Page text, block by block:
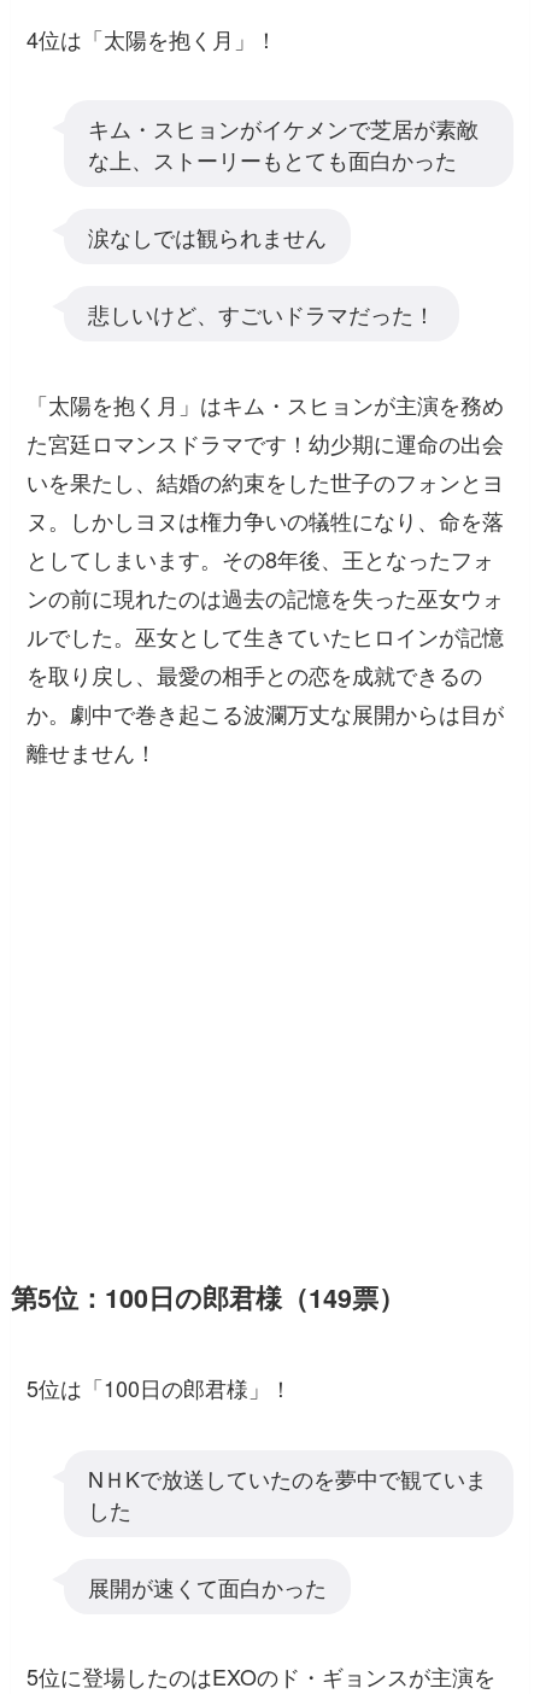
4位は「太陽を抱く月」！
キム・スヒョンがイケメンで芝居が素敵
な上、ストーリーもとても面白かった
涙なしでは観られません
悲しいけど、すごいドラマだった！
「太陽を抱く月」はキム・スヒョンが主演を務め
た宮廷ロマンスドラマです！幼少期に運命の出会
いを果たし、結婚の約束をした世子のフォンとヨ
ヌ。しかしヨヌは権力争いの犠牲になり、命を落
としてしまいます。その8年後、王となったフォ
ンの前に現れたのは過去の記憶を失った巫女ウォ
ルでした。巫女として生きていたヒロインが記憶
を取り戻し、最愛の相手との恋を成就できるの
か。劇中で巻き起こる波瀾万丈な展開からは目が
離せません！
第5位：100日の郎君様（149票）
5位は「100日の郎君様」！
NＨKで放送していたのを夢中で観ていま
した
展開が速くて面白かった
5位に登場したのはEXOのド・ギョンスが主演を